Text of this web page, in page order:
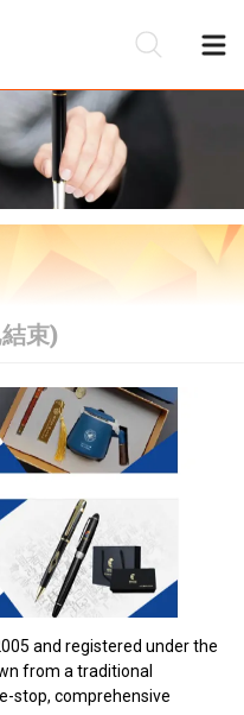
束)
and registered under the
from a traditional
stop, comprehensive